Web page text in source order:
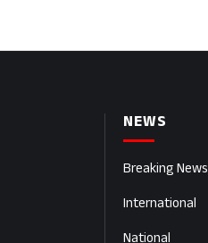
NEWS
Breaking News
International